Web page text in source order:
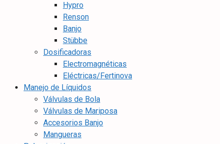
Hypro
Renson
Banjo
Stübbe
Dosificadoras
Electromagnéticas
Eléctricas/Fertinova
Manejo de Líquidos
Válvulas de Bola
Válvulas de Mariposa
Accesorios Banjo
Mangueras